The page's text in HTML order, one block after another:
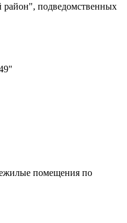
подведомственных
помещения по